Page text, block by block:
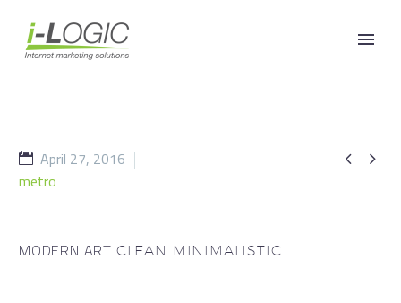
 
April 27, 2016
metro
MODERN ART CLEAN MINIMALISTIC